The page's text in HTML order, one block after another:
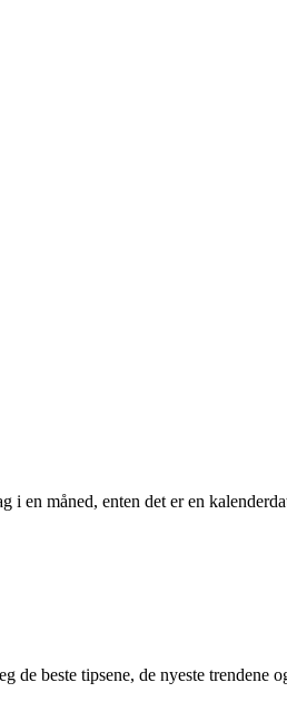
i en måned, enten det er en
beste tipsene, de nyeste trendene